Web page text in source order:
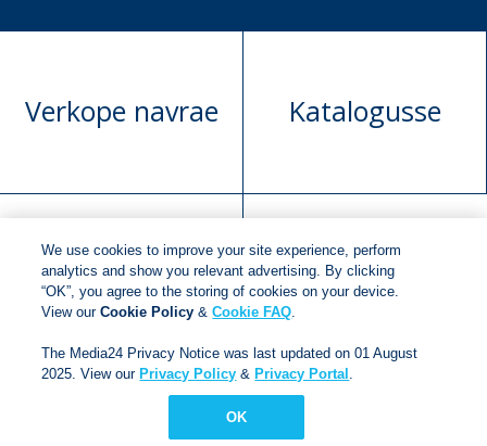
Verkope navrae Katalogusse
Manuskrip
voorlegging
Versoek boekregte
Copyright © 2018Jonathan Ball Publishers
Netgen Custom Software
We use cookies to improve your site experience, perform
analytics and show you relevant advertising. By clicking
“OK”, you agree to the storing of cookies on your device.
View ourCookie Policy &Cookie FAQ.
The Media24 Privacy Notice was last updated on 01 August
2025. View our Privacy Policy & Privacy Portal .
OK